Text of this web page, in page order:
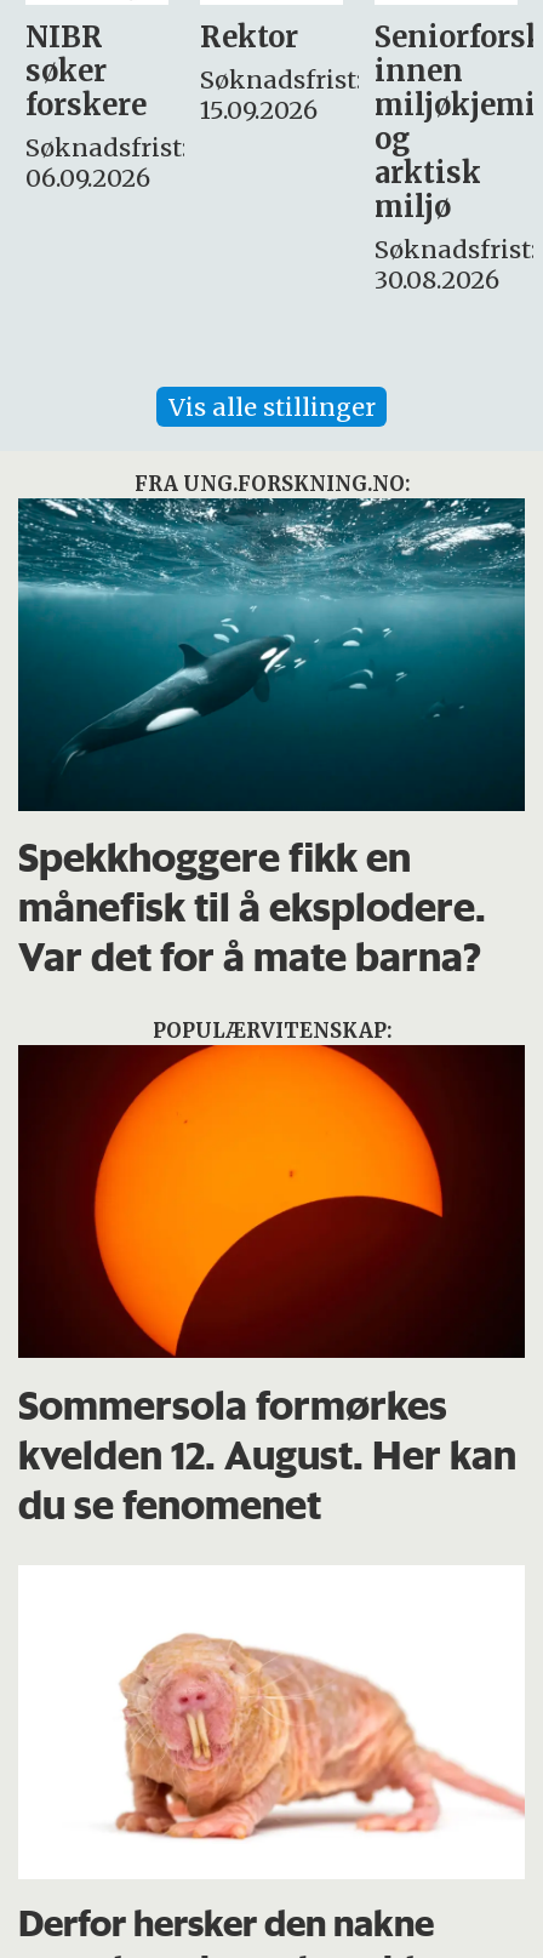
Rektor
Søknadsfrist:
15.09.2026
Seniorforsker
innen
miljøkjemi
søker
– fast
Søknadsfrist:
16. august.
Vis alle stillinger
FRA UNG.FORSKNING.NO:
Spekkhoggere fikk en
månefisk til å eksplodere.
Var det for å mate barna?
POPULÆRVITENSKAP:
Sommersola formørkes
kvelden 12. August. Her kan
du se fenomenet
Derfor hersker den nakne